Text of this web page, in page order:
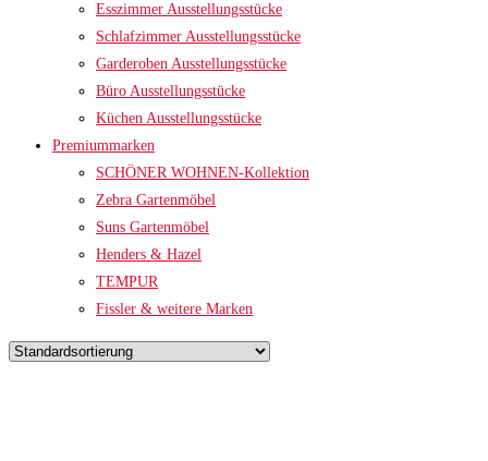
Esszimmer Ausstellungsstücke
Schlafzimmer Ausstellungsstücke
Garderoben Ausstellungsstücke
Büro Ausstellungsstücke
Küchen Ausstellungsstücke
Premiummarken
SCHÖNER WOHNEN-Kollektion
Zebra Gartenmöbel
Suns Gartenmöbel
Henders & Hazel
TEMPUR
Fissler & weitere Marken